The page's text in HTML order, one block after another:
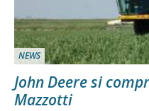
NEWS
John Deere si
Mazzotti